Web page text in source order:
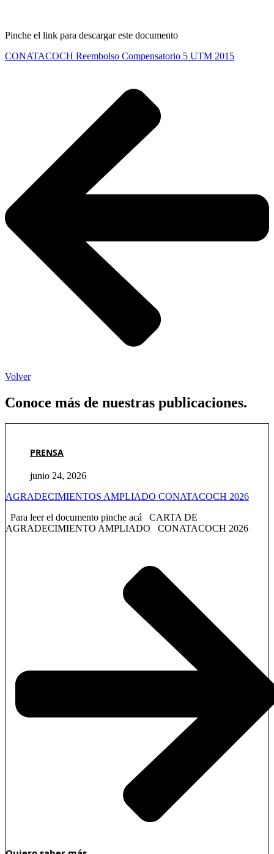
Pinche el link para descargar este documento
CONATACOCH Reembolso Compensatorio 5 UTM 2015
Volver
Conoce más de nuestras publicaciones.
PRENSA
junio 24, 2026
AGRADECIMIENTOS AMPLIADO CONATACOCH 2026
Para leer el documento pinche acá CARTA DE
AGRADECIMIENTO AMPLIADO CONATACOCH 2026